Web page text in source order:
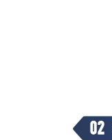
02